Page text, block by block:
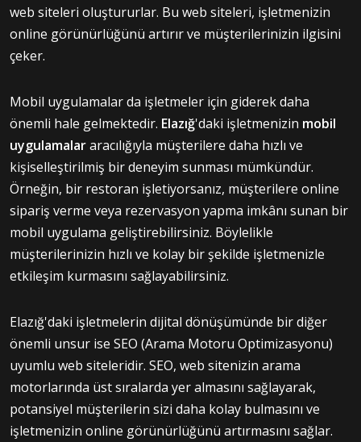
web siteleri oluştururlar. Bu web siteleri, işletmenizin
online görünürlüğünü artırır ve müşterilerinizin ilgisini
çeker.
Mobil uygulamalar da işletmeler için giderek daha
önemli hale gelmektedir. Elazığ'daki işletmenizin mobil
uygulamalararacılığıyla müşterilere daha hızlı ve
kişiselleştirilmiş bir deneyim sunması mümkündür.
Örneğin, bir restoran işletiyorsanız, müşterilere online
sipariş verme veya rezervasyon yapma imkânı sunan bir
mobil uygulama geliştirebilirsiniz. Böylelikle
müşterilerinizin hızlı ve kolay bir şekilde işletmenizle
etkileşim kurmasını sağlayabilirsiniz.
Elazığ'daki işletmelerin dijital dönüşümünde bir diğer
önemli unsur ise SEO (Arama Motoru Optimizasyonu)
uyumlu web siteleridir. SEO, web sitenizin arama
motorlarında üst sıralarda yer almasını sağlayarak,
potansiyel müşterilerin sizi daha kolay bulmasını ve
işletmenizin online görünürlüğünü artırmasını sağlar.